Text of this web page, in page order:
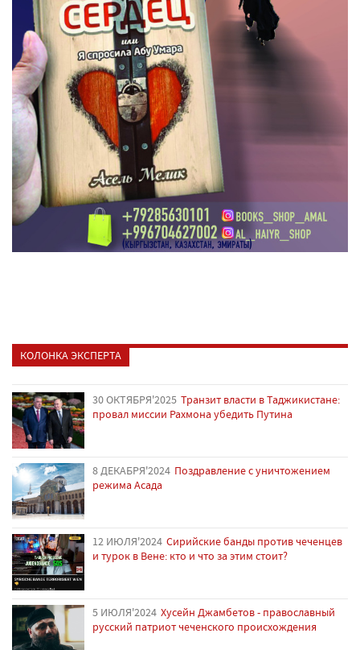
КОЛОНКА ЭКСПЕРТА
30 ОКТЯБРЯ'2025 Транзит власти в Таджикистане:
провал миссии Рахмона убедить Путина
8 ДЕКАБРЯ'2024 Поздравление с уничтожением
режима Асада
12 ИЮЛЯ'2024 Сирийские банды против чеченцев
и турок в Вене: кто и что за этим стоит?
5 ИЮЛЯ'2024 Хусейн Джамбетов - православный
русский патриот чеченского происхождения